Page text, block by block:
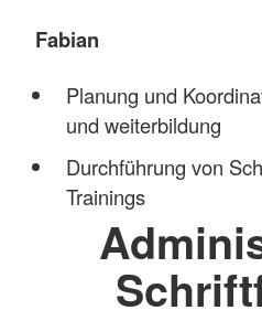
Fabian
Planung und
und weiterbildung
Durchführung von
Trainings